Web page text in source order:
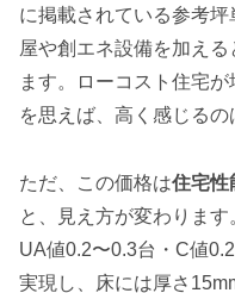
に掲載されている参考
屋や創エネ設備を加え
ます。ローコスト住宅
を思えば、高く感じるの
ただ、この価格は住宅性
と、見え方が変わりま
UA値0.2〜0.3台・C値
実現し、床には厚さ